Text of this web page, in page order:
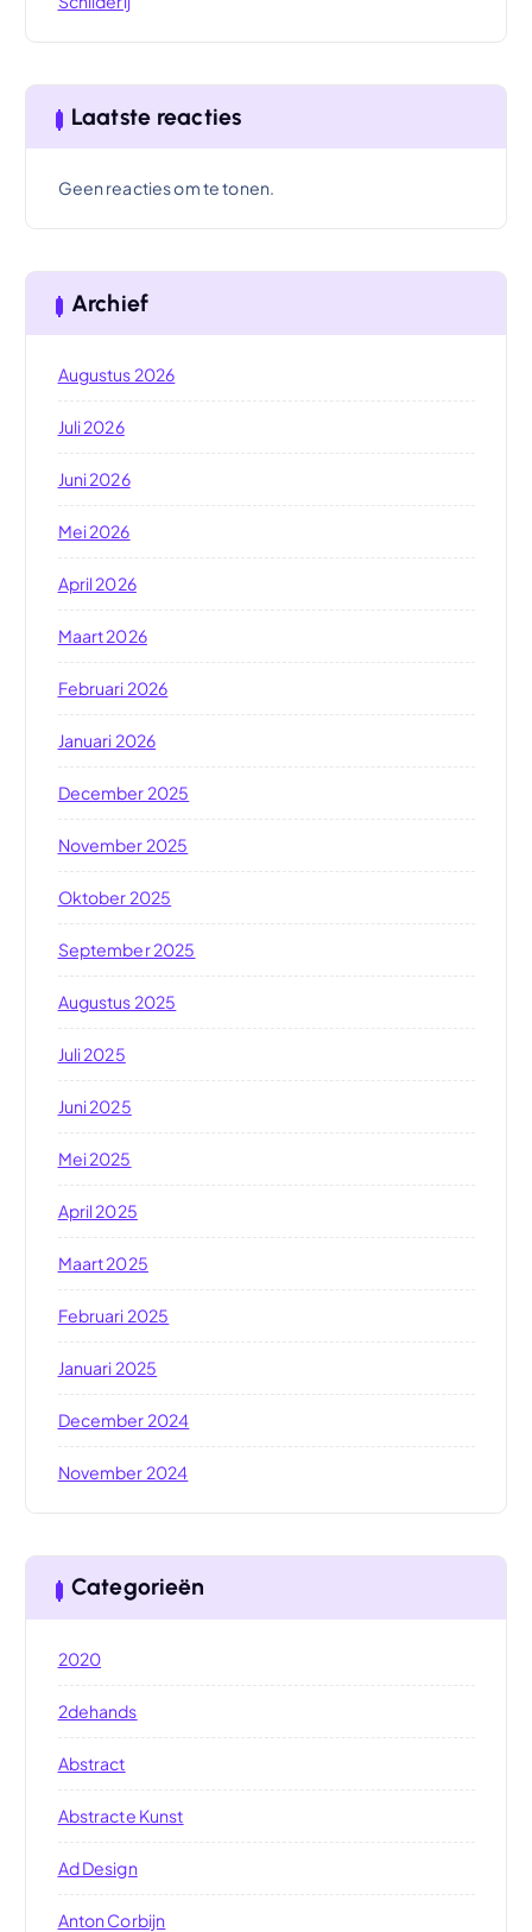
Laatste reacties
Geen reacties om te tonen.
Archief
Augustus 2026
Juli 2026
Juni 2026
Mei 2026
April 2026
Maart 2026
Februari 2026
Januari 2026
December 2025
November 2025
Oktober 2025
September 2025
Augustus 2025
Juli 2025
Juni 2025
Mei 2025
April 2025
Maart 2025
Februari 2025
Januari 2025
December 2024
November 2024
Categorieën
2020
2dehands
Abstract
Abstracte Kunst
Ad Design
Anton Corbijn